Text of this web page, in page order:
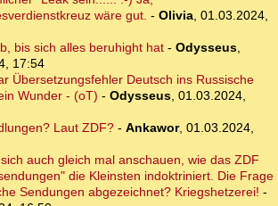
wäre gut. - Olivia, 01.03.2024,
bis sich alles beruhight hat- Odysseus,
17:54
Übersetzungsfehler Deutsch ins Russische
Wunder - (oT) - Odysseus, 01.03.2024,
Laut ZDF?- Ankawor, 01.03.2024,
auch gleich mal anschauen, wie das ZDF
die Kleinsten indoktriniert. Die Frage
Sendungen abgezeichnet? Kriegshetzerei! -